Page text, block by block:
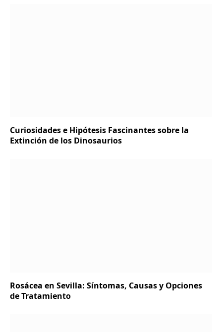
Curiosidades e Hipótesis Fascinantes sobre la
Extinción de los Dinosaurios
Rosácea en Sevilla: Síntomas, Causas y Opciones
de Tratamiento